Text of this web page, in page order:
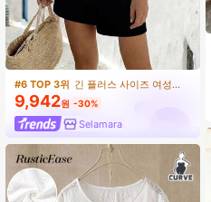
#6 TOP 3위 긴 플러스 사이즈 여성 상의
9,942원 -30%
Selamara